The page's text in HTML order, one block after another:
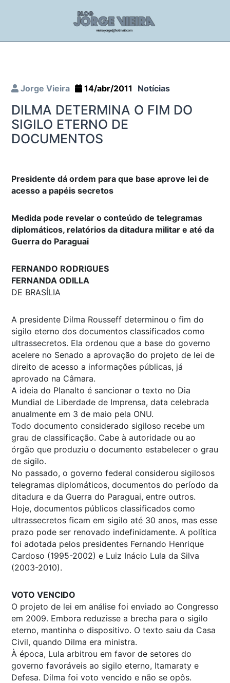
Jorge Vieira 14/abr/2011 Notícias
DILMA DETERMINA O FIM DO
SIGILO ETERNO DE
DOCUMENTOS
Presidente dá ordem para que base aprove lei de
acesso a papéis secretos
Medida pode revelar o conteúdo de telegramas
diplomáticos, relatórios da ditadura militar e até da
Guerra do Paraguai
FERNANDO RODRIGUES
FERNANDA ODILLA
DE BRASÍLIA
A presidente Dilma Rousseff determinou o fim do
sigilo eterno dos documentos classificados como
ultrassecretos. Ela ordenou que a base do governo
acelere no Senado a aprovação do projeto de lei de
direito de acesso a informações públicas, já
aprovado na Câmara.
A ideia do Planalto é sancionar o texto no Dia
Mundial de Liberdade de Imprensa, data celebrada
anualmente em 3 de maio pela ONU.
Todo documento considerado sigiloso recebe um
grau de classificação. Cabe à autoridade ou ao
órgão que produziu o documento estabelecer o grau
de sigilo.
No passado, o governo federal considerou sigilosos
telegramas diplomáticos, documentos do período da
ditadura e da Guerra do Paraguai, entre outros.
Hoje, documentos públicos classificados como
ultrassecretos ficam em sigilo até 30 anos, mas esse
prazo pode ser renovado indefinidamente. A política
foi adotada pelos presidentes Fernando Henrique
Cardoso (1995-2002) e Luiz Inácio Lula da Silva
(2003-2010).
VOTO VENCIDO
O projeto de lei em análise foi enviado ao Congresso
em 2009. Embora reduzisse a brecha para o sigilo
eterno, mantinha o dispositivo. O texto saiu da Casa
Civil, quando Dilma era ministra.
À época, Lula arbitrou em favor de setores do
governo favoráveis ao sigilo eterno, Itamaraty e
Defesa. Dilma foi voto vencido e não se opôs.